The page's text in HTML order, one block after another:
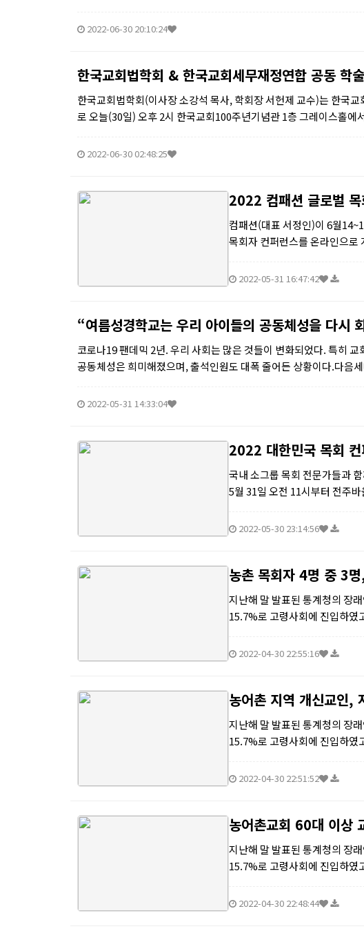
2022-06-30 20:10:24
한국교회법학회 & 한국교회세무재정연합 공동 학
한국교회법학회(이사장 소강석 목사, 학회장 서헌제 교수)는 한국
로 오늘(30일) 오후 2시 한국교회100주년기념관 1층 그레이스홀
2022-06-30 02:48:25
2022 컴패션 글로벌
컴패션(대표 서정인)이 6월
목회자 컨퍼런스를 온라인으로
2022-05-31 16:47:42
“여름성경학교는 우리 아이들의 공동체성을 다시
코로나19 팬데믹 2년. 우리 사회는 많은 것들이 변화되었다. 특히
공동체성은 희미해졌으며, 출석인원도 대폭 줄어든 상황이다.다음
2022-05-31 14:33:04
2022 대한민국 목회 컨
국내 소그룹 목회 전문가들과
5월 31일 오전 11시부터 전주
2022-05-30 23:14:56
농촌 목회자 4명 중 3명
지난해 말 발표된 통계청의 장
15.7%로 고령사회에 진입하였
2022-04-30 22:55:16
농어촌 지역 개신교인,
지난해 말 발표된 통계청의 장
15.7%로 고령사회에 진입하였
2022-04-30 22:51:52
농어촌교회 60대 이상
지난해 말 발표된 통계청의 장
15.7%로 고령사회에 진입하였
2022-04-30 22:48:44